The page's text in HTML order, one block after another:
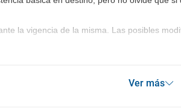
la vigencia de la misma. Las posibles
Ver más